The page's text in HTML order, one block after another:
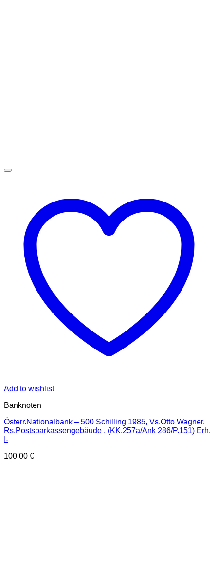
Add to wishlist
Banknoten
Österr.Nationalbank – 500 Schilling 1985, Vs.Otto Wagner,
Rs.Postsparkassengebäude , (KK.257a/Ank 286/P.151) Erh.
I-
100,00 €